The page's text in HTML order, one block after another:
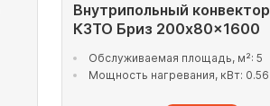
Внутрипольный конвектор
КЗТО Бриз 200x80x1600
Обслуживаемая площадь, м²: 5
Мощность нагревания, кВт: 0.56